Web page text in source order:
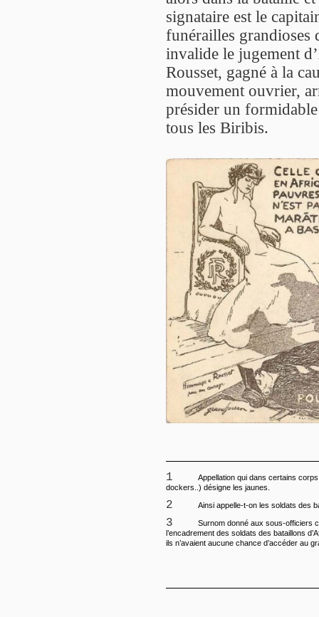
signataire est le
funérailles grandioses
invalide le jugement
Rousset, gagné à la
mouvement ouvrier,
présider un
tous les Biribis.
1
Appellation qui dans certains
dockers..) désigne les jaunes.
2 Ainsi appelle-t-on les soldats des
3
l’encadrement des soldats des bataillons
ils n’avaient aucune chance d’accéder au